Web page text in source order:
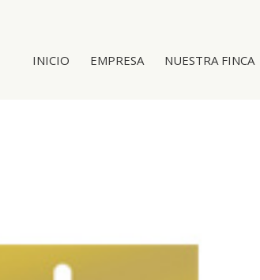
INICIO EMPRESA NUESTRA FINCA